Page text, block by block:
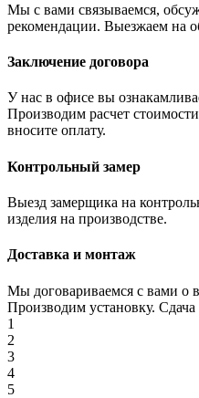
Мы с вами связываемся,
рекомендации. Выезжаем на
Заключение договора
У нас в офисе вы
Производим расчет
вносите оплату.
Контрольный замер
Выезд замерщика на
изделия на производстве.
Доставка и монтаж
Мы договариваемся с вами о
Производим установку. Сдача
1
2
3
4
5